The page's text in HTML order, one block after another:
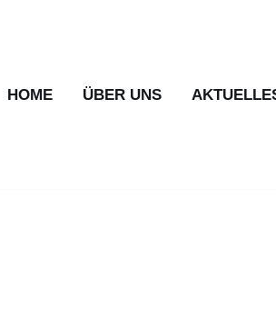
HOME ÜBER UNS